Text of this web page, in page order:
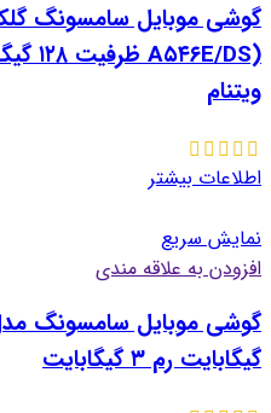
ویتنام
اطلاعات بیشتر
نمایش سریع
افزودن به علاقه مندی
گیگابایت رم ۳ گیگابایت